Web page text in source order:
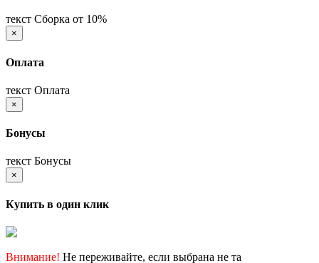
текст Сборка от 10%
×
Оплата
текст Оплата
×
Бонусы
текст Бонусы
×
Купить в один клик
Внимание! Не переживайте, если выбрана не та